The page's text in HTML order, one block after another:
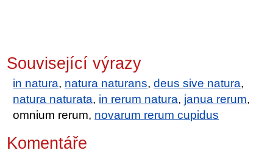
Související výrazy
in natura, natura naturans,deus sive natura,
natura naturata, in rerum natura, janua rerum,
omnium rerum, novarum rerum cupidus
Komentáře